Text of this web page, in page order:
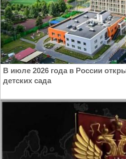
В июле 2026 года в России
детских сада